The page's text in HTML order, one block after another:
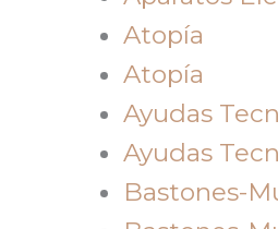
Atopía
Atopía
Ayudas
Ayudas
Bastones-